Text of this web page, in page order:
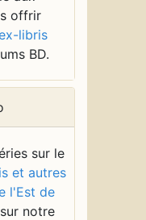
offrir
libris
BD.
sur le
et autres
l'Est de
sur notre